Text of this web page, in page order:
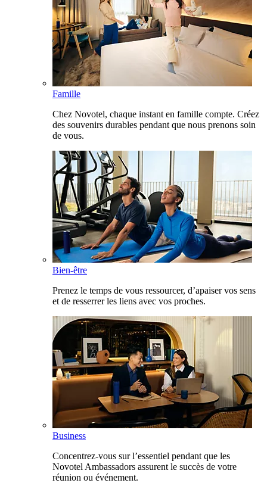
Famille
Chez Novotel, chaque instant en famille compte. Créez
des souvenirs durables pendant que nous prenons soin
de vous.
Bien-être
Prenez le temps de vous ressourcer, d’apaiser vos sens
et de resserrer les liens avec vos proches.
Business
Concentrez-vous sur l’essentiel pendant que les
Novotel Ambassadors assurent le succès de votre
réunion ou événement.